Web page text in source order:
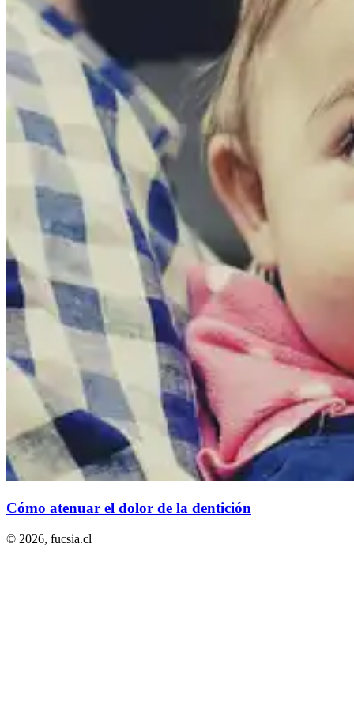
Cómo atenuar el dolor de la dentición
© 2026, fucsia.cl